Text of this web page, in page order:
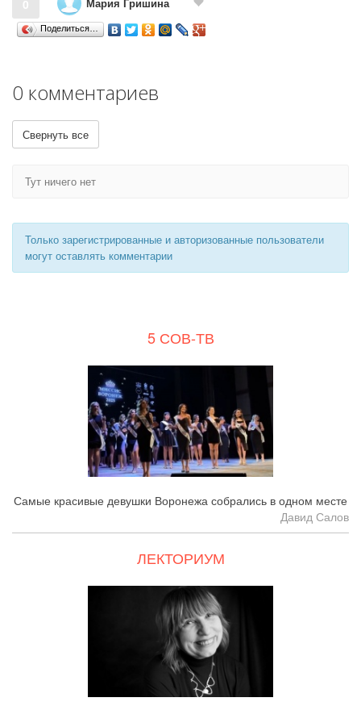
0 Мария Гришина
Поделиться…
0 комментариев
Свернуть все
Тут ничего нет
Только зарегистрированные и авторизованные пользователи
могут оставлять комментарии
5 СОВ-ТВ
Самые красивые девушки Воронежа собрались в одном месте
Давид Салов
ЛЕКТОРИУМ